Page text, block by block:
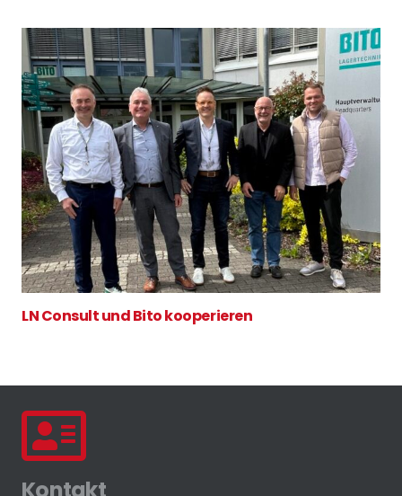
LN Consult und Bito kooperieren
Kontakt